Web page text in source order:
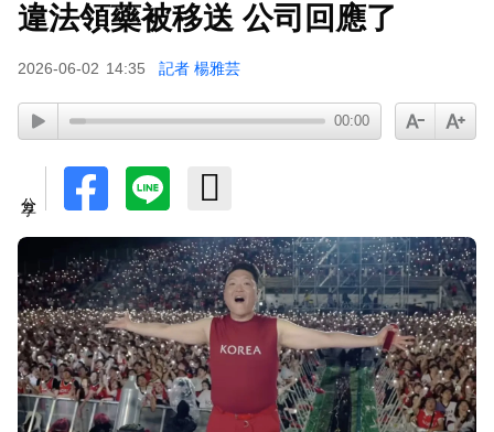
違法領藥被移送 公司回應了
2026-06-02 14:35 記者 楊雅芸
00:00